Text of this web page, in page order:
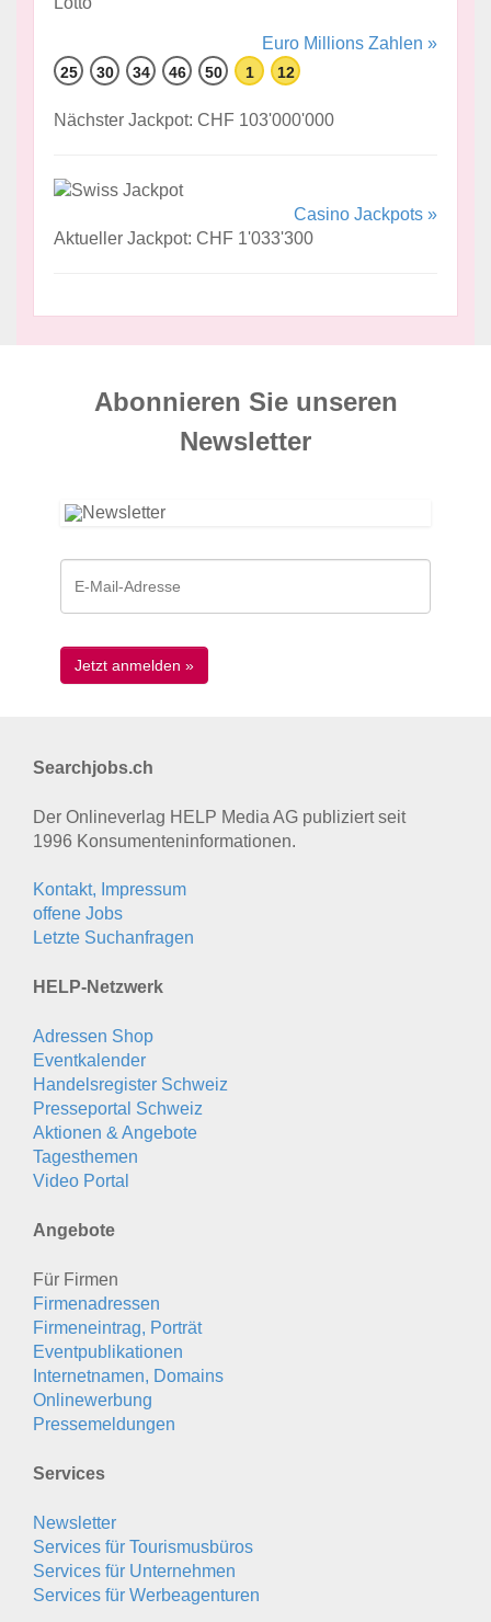
Euro Millions Zahlen »
25 30 34 46 50 1 12
Nächster Jackpot: CHF 103'000'000
Casino Jackpots »
Aktueller Jackpot: CHF 1'033'300
Abonnieren Sie unseren
News­letter
Searchjobs.ch
Der Onlineverlag HELP Media AG publiziert seit
1996 Konsumenten­informationen.
Kontakt, Impressum
offene Jobs
Letzte Suchanfragen
HELP-Netzwerk
Adressen Shop
Eventkalender
Handelsregister Schweiz
Presseportal Schweiz
Aktionen & Angebote
Tagesthemen
Video Portal
Angebote
Für Firmen
Firmenadressen
Firmeneintrag, Porträt
Eventpublikationen
Internetnamen, Domains
Onlinewerbung
Pressemeldungen
Services
Newsletter
Services für Tourismusbüros
Services für Unternehmen
Services für Werbeagenturen